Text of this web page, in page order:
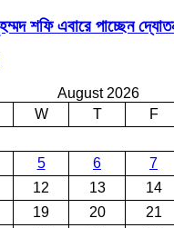
শফি এবারে পাচ্ছেন
August 2026
W T F
5 6 7
12 13 14
19 20 21